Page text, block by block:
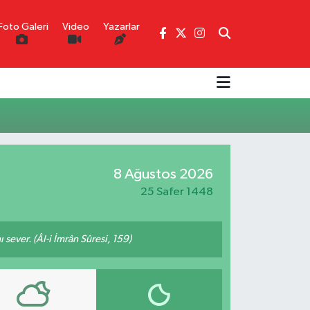
Foto Galeri Video Yazarlar
8 Ağustos 2026
25 Safer 1448
sever. (Âl-i İmrân Sûresi, 159)